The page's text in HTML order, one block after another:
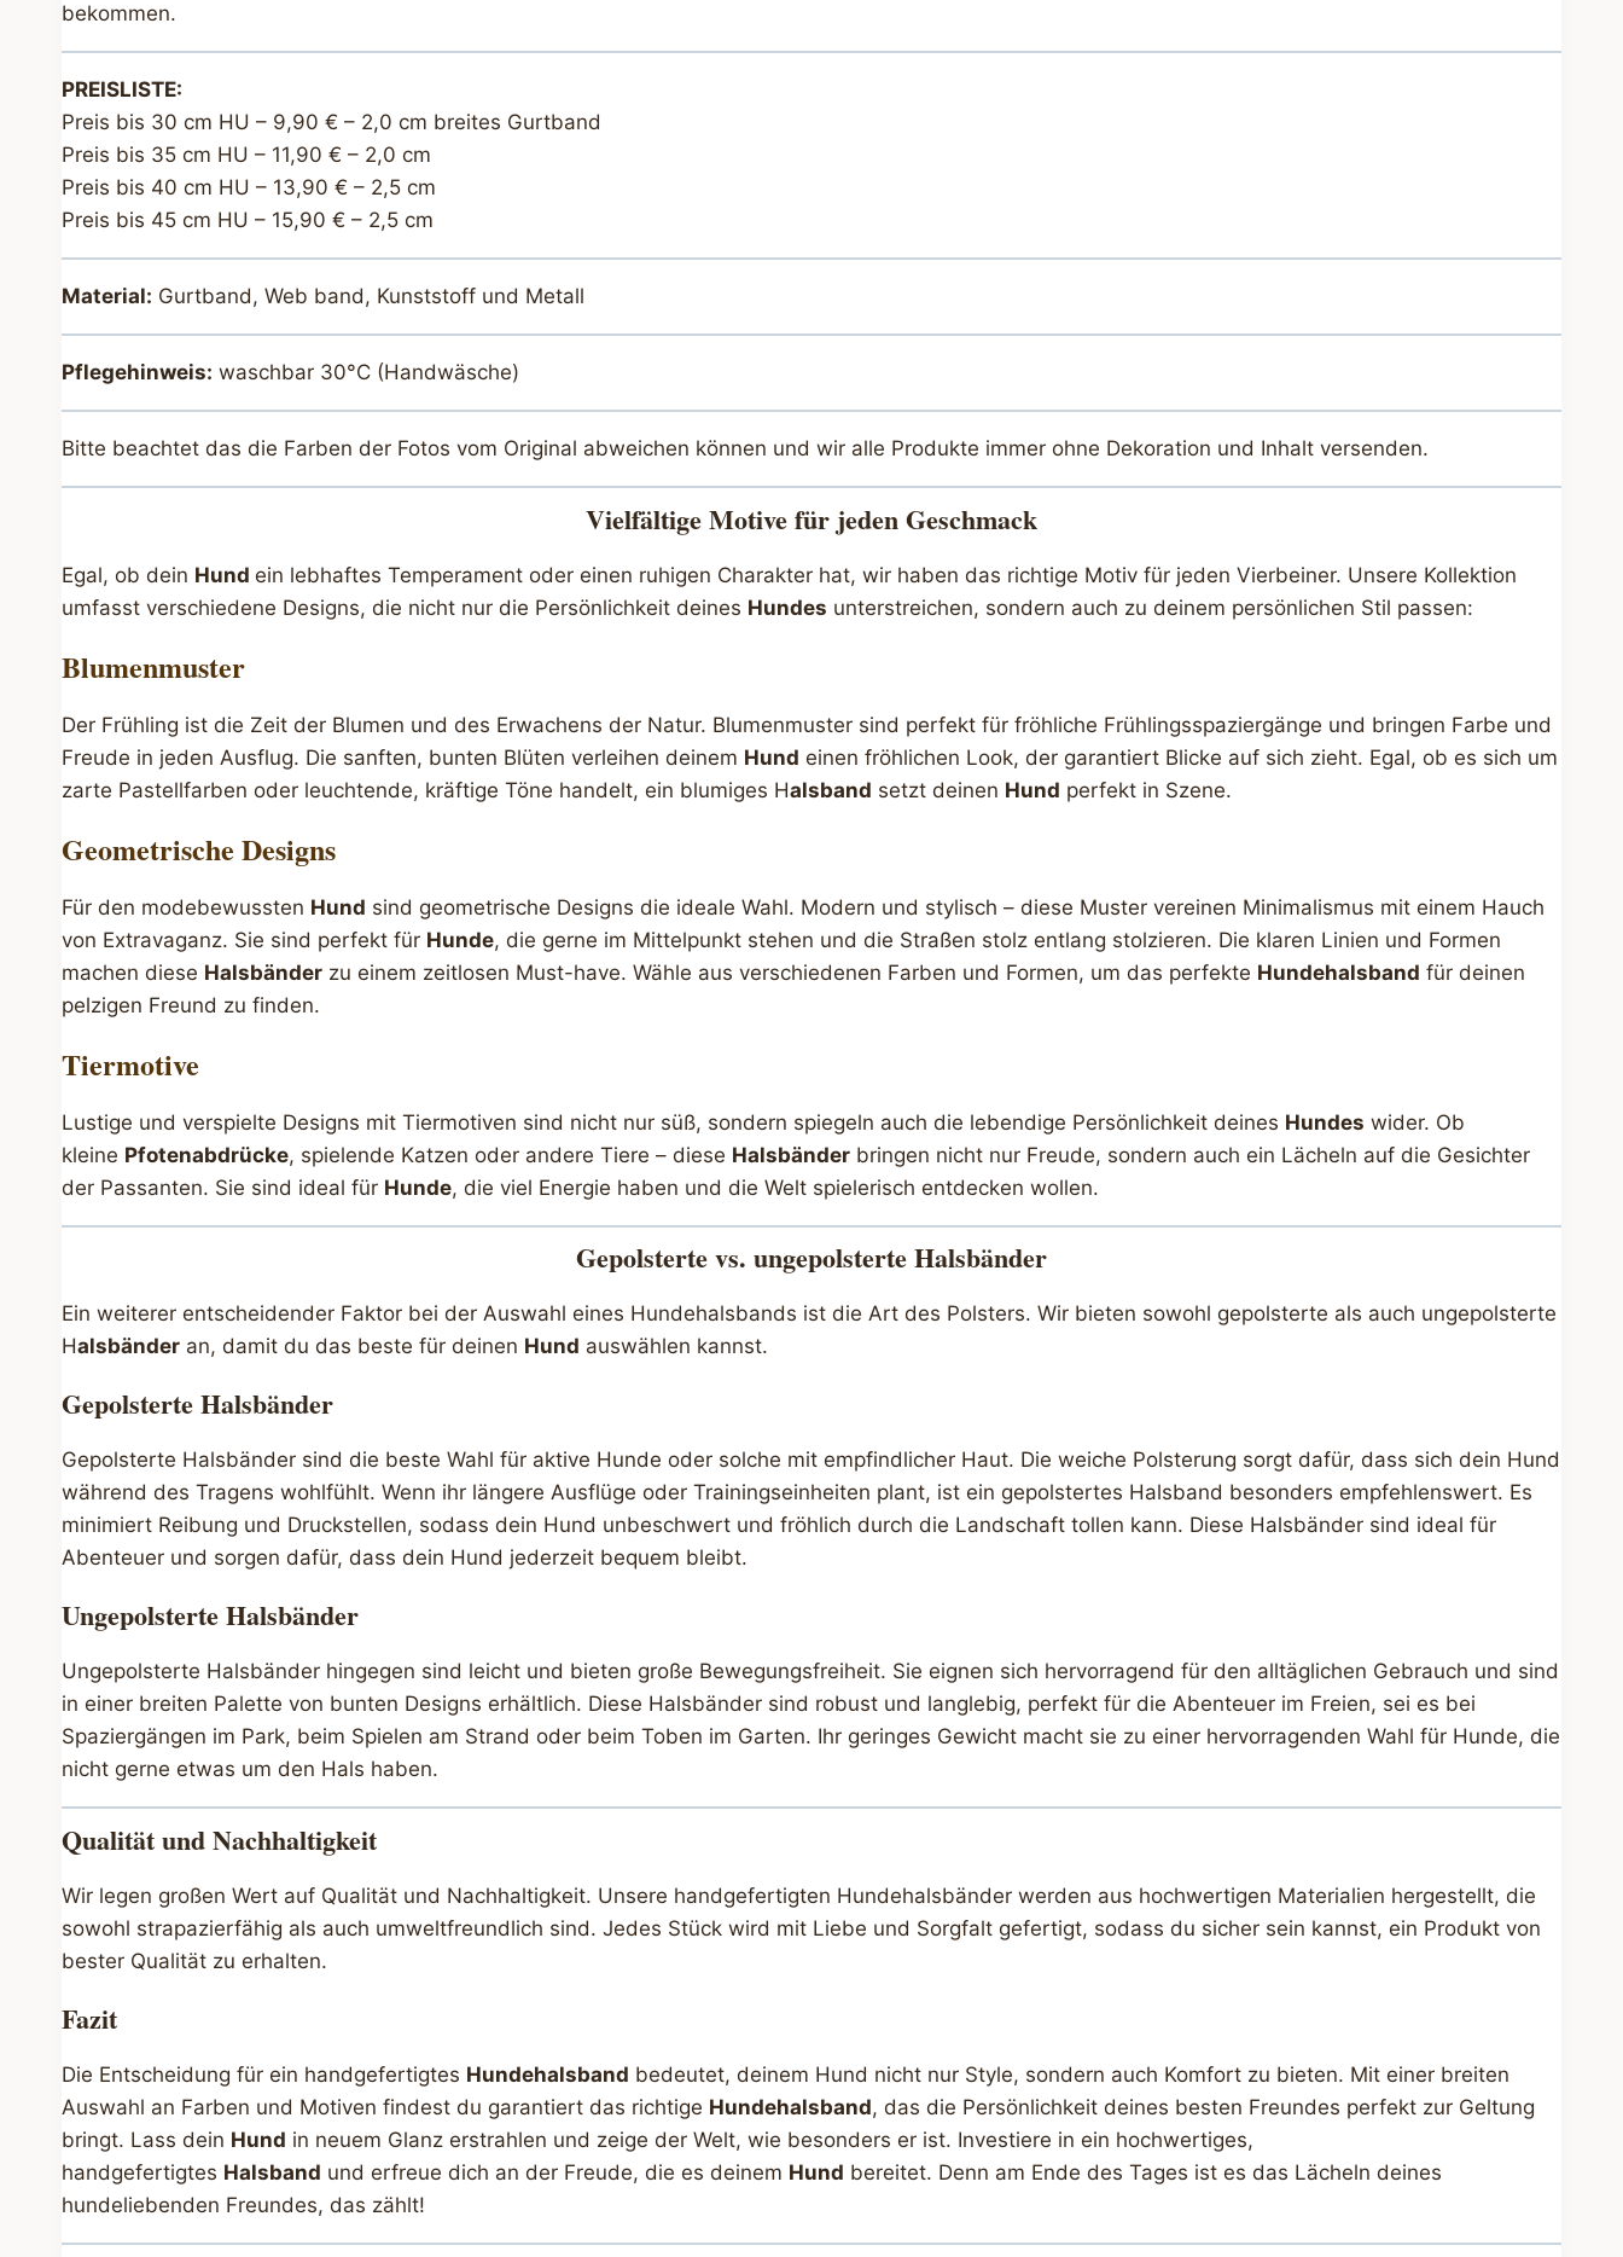
bekommen.
PREISLISTE:
Preis bis 30 cm HU – 9,90 € – 2,0 cm breites Gurtband
Preis bis 35 cm HU – 11,90 € – 2,0 cm
Preis bis 40 cm HU – 13,90 € – 2,5 cm
Preis bis 45 cm HU – 15,90 € – 2,5 cm
Material: Gurtband, Web band, Kunststoff und Metall
Pflegehinweis: waschbar 30°C (Handwäsche)
Bitte beachtet das die Farben der Fotos vom Original abweichen können und wir alle Produkte immer ohne Dekoration und Inhalt versenden.
Vielfältige Motive für jeden Geschmack
Egal, ob dein Hundein lebhaftes Temperament oder einen ruhigen Charakter hat, wir haben das richtige Motiv für jeden Vierbeiner. Unsere Kollektion
umfasst verschiedene Designs, die nicht nur die Persönlichkeit deines Hundes unterstreichen, sondern auch zu deinem persönlichen Stil passen:
Blumenmuster
Der Frühling ist die Zeit der Blumen und des Erwachens der Natur. Blumenmuster sind perfekt für fröhliche Frühlingsspaziergänge und bringen Farbe und
Freude in jeden Ausflug. Die sanften, bunten Blüten verleihen deinem Hund einen fröhlichen Look, der garantiert Blicke auf sich zieht. Egal, ob es sich um
zarte Pastellfarben oder leuchtende, kräftige Töne handelt, ein blumiges Halsband setzt deinen Hund perfekt in Szene.
Geometrische Designs
Für den modebewussten Hund sind geometrische Designs die ideale Wahl. Modern und stylisch – diese Muster vereinen Minimalismus mit einem Hauch
von Extravaganz. Sie sind perfekt für Hunde, die gerne im Mittelpunkt stehen und die Straßen stolz entlang stolzieren. Die klaren Linien und Formen
machen diese Halsbänder zu einem zeitlosen Must-have. Wähle aus verschiedenen Farben und Formen, um das perfekte Hundehalsband für deinen
pelzigen Freund zu finden.
Tiermotive
Lustige und verspielte Designs mit Tiermotiven sind nicht nur süß, sondern spiegeln auch die lebendige Persönlichkeit deines Hundes wider. Ob
kleine Pfotenabdrücke, spielende Katzen oder andere Tiere – diese Halsbänder bringen nicht nur Freude, sondern auch ein Lächeln auf die Gesichter
der Passanten. Sie sind ideal für Hunde, die viel Energie haben und die Welt spielerisch entdecken wollen.
Gepolsterte vs. ungepolsterte Halsbänder
Ein weiterer entscheidender Faktor bei der Auswahl eines Hundehalsbands ist die Art des Polsters. Wir bieten sowohl gepolsterte als auch ungepolsterte
Halsbänder an, damit du das beste für deinen Hund auswählen kannst.
Gepolsterte Halsbänder
Gepolsterte Halsbänder sind die beste Wahl für aktive Hunde oder solche mit empfindlicher Haut. Die weiche Polsterung sorgt dafür, dass sich dein Hund
während des Tragens wohlfühlt. Wenn ihr längere Ausflüge oder Trainingseinheiten plant, ist ein gepolstertes Halsband besonders empfehlenswert. Es
minimiert Reibung und Druckstellen, sodass dein Hund unbeschwert und fröhlich durch die Landschaft tollen kann. Diese Halsbänder sind ideal für
Abenteuer und sorgen dafür, dass dein Hund jederzeit bequem bleibt.
Ungepolsterte Halsbänder
Ungepolsterte Halsbänder hingegen sind leicht und bieten große Bewegungsfreiheit. Sie eignen sich hervorragend für den alltäglichen Gebrauch und sind
in einer breiten Palette von bunten Designs erhältlich. Diese Halsbänder sind robust und langlebig, perfekt für die Abenteuer im Freien, sei es bei
Spaziergängen im Park, beim Spielen am Strand oder beim Toben im Garten. Ihr geringes Gewicht macht sie zu einer hervorragenden Wahl für Hunde, die
nicht gerne etwas um den Hals haben.
Qualität und Nachhaltigkeit
Wir legen großen Wert auf Qualität und Nachhaltigkeit. Unsere handgefertigten Hundehalsbänder werden aus hochwertigen Materialien hergestellt, die
sowohl strapazierfähig als auch umweltfreundlich sind. Jedes Stück wird mit Liebe und Sorgfalt gefertigt, sodass du sicher sein kannst, ein Produkt von
bester Qualität zu erhalten.
Fazit
Die Entscheidung für ein handgefertigtes Hundehalsband bedeutet, deinem Hund nicht nur Style, sondern auch Komfort zu bieten. Mit einer breiten
Auswahl an Farben und Motiven findest du garantiert das richtige Hundehalsband, das die Persönlichkeit deines besten Freundes perfekt zur Geltung
bringt. Lass dein Hund in neuem Glanz erstrahlen und zeige der Welt, wie besonders er ist. Investiere in ein hochwertiges,
handgefertigtes Halsband und erfreue dich an der Freude, die es deinem Hund bereitet. Denn am Ende des Tages ist es das Lächeln deines
hundeliebenden Freundes, das zählt!